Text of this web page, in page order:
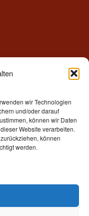
wir Technologien
und/oder darauf
können wir Daten
Website verarbeiten.
können
werden.